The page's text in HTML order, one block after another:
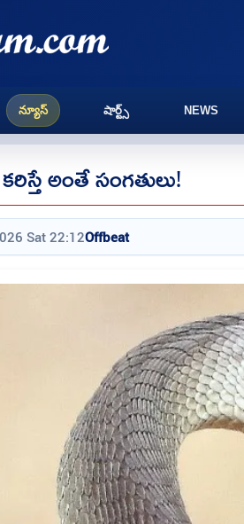
న్యూస్ షార్ట్స్ NEWS
అంతే సంగతులు!
Sat 22:12Offbeat